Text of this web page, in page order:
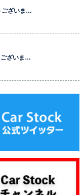
ございま…
ございま…